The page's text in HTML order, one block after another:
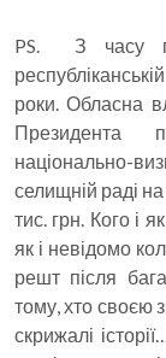
PS. З часу
роки. Обласна
Президента
національно-
селищній раді на
тис. грн. Кого і
як і невідомо
решт після
тому, хто своєю
скрижалі